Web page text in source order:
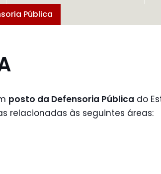
Pública
posto da Defensoria Pública do
relacionadas às seguintes áreas: